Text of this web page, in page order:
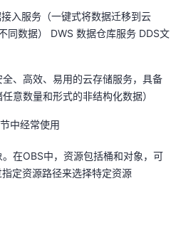
入服务（一键式将数据迁移到云
同数据） DWS 数据仓库服务 DDS文
、高效、易用的云存储服务，具备
意数量和形式的非结构化数据）
中经常使用
在OBS中，资源包括桶和对象，可
定资源路径来选择特定资源